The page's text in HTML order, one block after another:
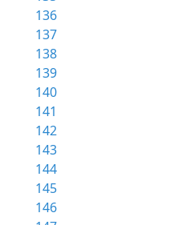
136
137
138
139
140
141
142
143
144
145
146